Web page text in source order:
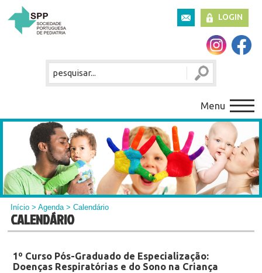
LOGIN
Menu
Início >Agenda> Calendário
CALENDÁRIO
1º Curso Pós-Graduado de Especialização:
Doenças Respiratórias e do Sono na Criança